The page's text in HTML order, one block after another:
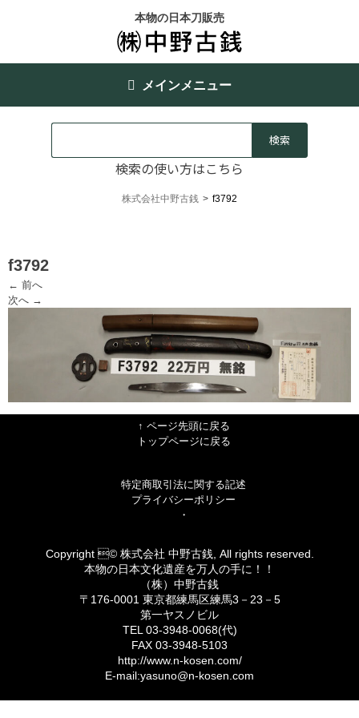
本物の日本刀販売
メインメニュー
検索の使い方はこちら
株式会社中野古銭 > f3792
f3792
← 前へ
次へ →
↑ ページ先頭に戻る
トップページに戻る
特定商取引法に関する記述
プライバシーポリシー
・
Copyright © 株式会社 中野古銭, All rights reserved.
本物の日本文化遺産を万人の手に！！
（株）中野古銭
〒176-0001 東京都練馬区練馬3－23－5
第一ヤスノビル
TEL 03-3948-0068(代)
FAX 03-3948-5103
http://www.n-kosen.com/
E-mail:yasuno@n-kosen.com